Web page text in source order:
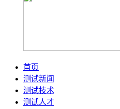
首页
测试新闻
测试技术
测试人才